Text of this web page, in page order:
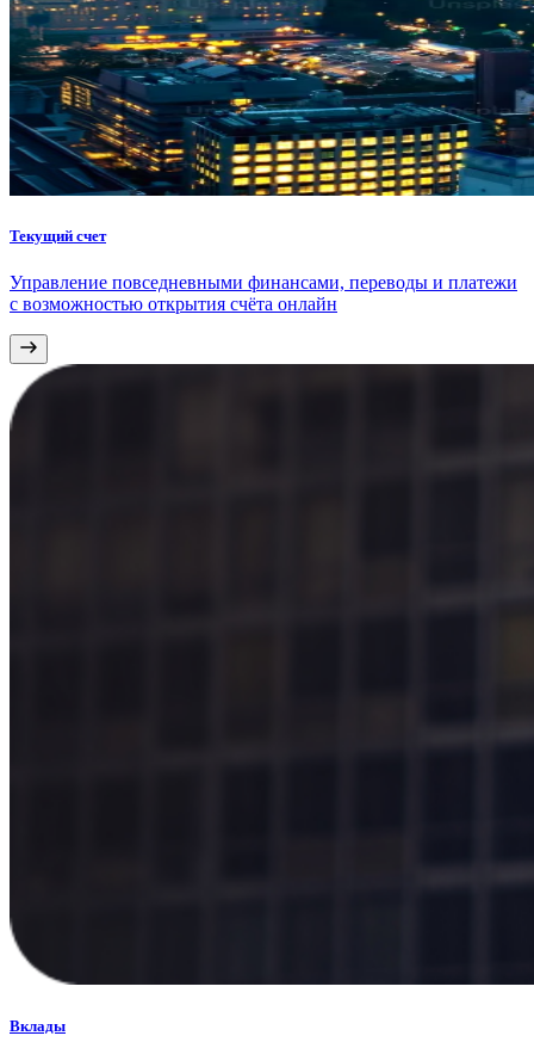
Текущий счет
Управление повседневными финансами, переводы и платежи
с возможностью открытия счёта онлайн
Вклады